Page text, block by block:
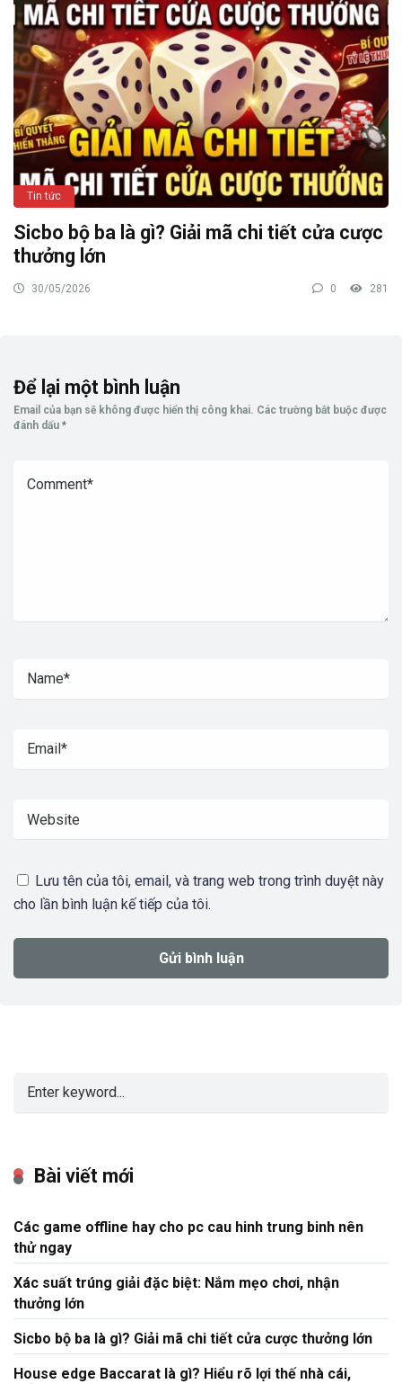
Tin tức
Sicbo bộ ba là gì? Giải mã chi tiết cửa cược
thưởng lớn
30/05/2026 0 281
Để lại một bình luận
Email của bạn sẽ không được hiển thị công khai. Các trường bắt buộc được
đánh dấu *
Lưu tên của tôi, email, và trang web trong trình duyệt này
cho lần bình luận kế tiếp của tôi.
Bài viết mới
Các game offline hay cho pc cau hinh trung binh nên
thử ngay
Xác suất trúng giải đặc biệt: Nắm mẹo chơi, nhận
thưởng lớn
Sicbo bộ ba là gì? Giải mã chi tiết cửa cược thưởng lớn
House edge Baccarat là gì? Hiểu rõ lợi thế nhà cái,